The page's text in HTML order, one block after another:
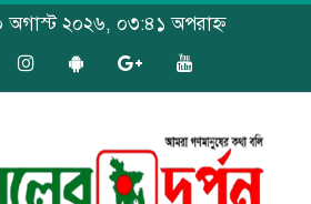
অগাস্ট ২০২৬, ০৩:৪১ অপরাহ্ন